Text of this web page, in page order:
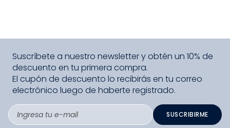
Suscríbete a nuestro newsletter y obtén un 10% de
descuento en tu primera compra.
El cupón de descuento lo recibirás en tu correo
electrónico luego de haberte registrado.
SUSCRIBIRME